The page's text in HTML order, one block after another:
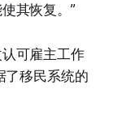
其恢复。”
可雇主工作
了移民系统的